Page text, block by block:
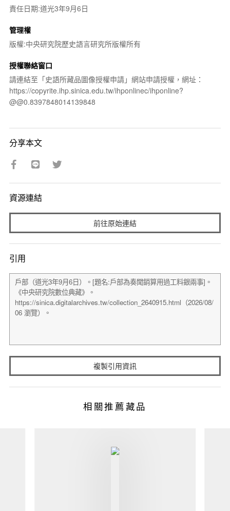
責任日期:道光3年9月6日
管理權
版權:中央研究院歷史語言研究所版權所有
授權聯絡窗口
請連結至「史語所藏品圖像授權申請」網站申請授權，網址：
https://copyrite.ihp.sinica.edu.tw/ihponlinec/ihponline?
@@0.8397848014139848
分享本文
資源連結
前往原始連結
引用
複製引用資訊
相關推薦藏品